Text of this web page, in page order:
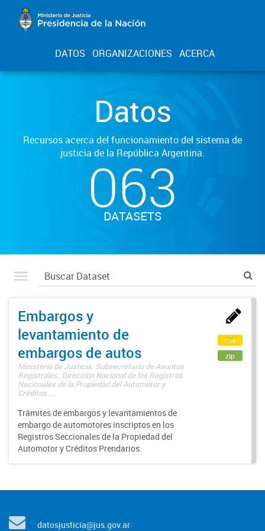
DATOS ORGANIZACIONES ACERCA
Datos
Recursos acerca del funcionamiento del sistema de
justicia de la República Argentina.
063
DATASETS
Embargos y
levantamiento de
embargos de autos
Ministerio de Justicia. Subsecretaría de Asuntos
Registrales. Dirección Nacional de los Registros
Nacionales de la Propiedad del Automotor y
Créditos ...
Trámites de embargos y levantamientos de
embargo de automotores inscriptos en los
Registros Seccionales de la Propiedad del
Automotor y Créditos Prendarios.
csv
zip
datosjusticia@jus.gov.ar